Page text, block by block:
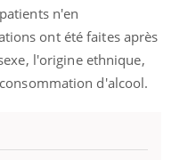
n'en
ont été faites après
l'origine ethnique,
d'alcool.